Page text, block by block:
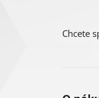
Chcete